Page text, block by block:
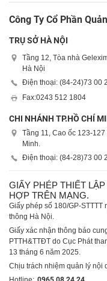
Công Ty Cổ Phần
TRỤ SỞ HÀ NỘI
Tầng 12, Tòa nhà
Hà Nội
Điện thoại: (84-24)73 00
Fax:0243 512 1804
CHI NHÁNH TP.HỒ CHÍ
Tầng 11, Cao ốc 123-
Minh.
Điện thoại: (84-28)73 00
GIẤY PHÉP THIẾT
HỢP TRÊN MẠNG.
Giấy phép số 180/GP-STTTT
thông Hà Nội.
Giấy xác nhận thông báo
PTTH&TTĐT do Cục Phát
13 tháng 6 năm 2025.
Chịu trách nhiệm quản lý nội